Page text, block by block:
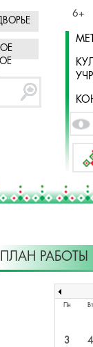
6+
ПЛАН РАБОТЫ
Пн Вт
3
4